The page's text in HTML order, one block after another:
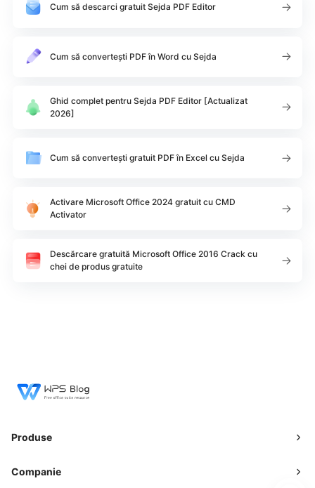
Cum să descarci gratuit Sejda PDF Editor
Cum să convertești PDF în Word cu Sejda
Ghid complet pentru Sejda PDF Editor [Actualizat
2026]
Cum să convertești gratuit PDF în Excel cu Sejda
Activare Microsoft Office 2024 gratuit cu CMD
Activator
Descărcare gratuită Microsoft Office 2016 Crack cu
chei de produs gratuite
Produse
Companie